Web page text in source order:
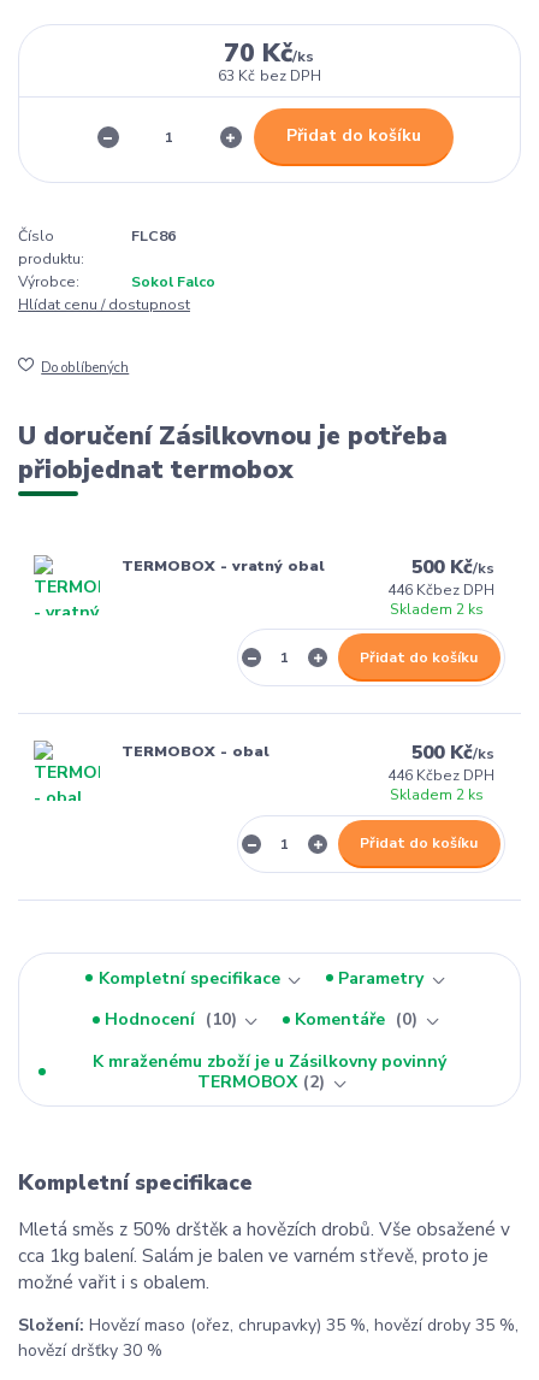
70 Kč/ks
63 Kč bez DPH
Přidat do košíku
Číslo
produktu:
FLC86
Výrobce:
Sokol Falco
Hlídat cenu / dostupnost
Do oblíbených
U doručení Zásilkovnou je potřeba
přiobjednat termobox
TERMOBOX - vratný obal 500 Kč/ks
446 Kčbez DPH
Skladem 2 ks
Přidat do košíku
TERMOBOX - obal 500 Kč/ks
446 Kčbez DPH
Skladem 2 ks
Přidat do košíku
Kompletní specifikace
Parametry
Hodnocení
10 Komentáře
0
K mraženému zboží je u Zásilkovny povinný
TERMOBOX 2
Kompletní specifikace
Mletá směs z 50% drštěk a hovězích drobů. Vše obsažené v
cca 1kg balení. Salám je balen ve varném střevě, proto je
možné vařit i s obalem.
Složení: Hovězí maso (ořez, chrupavky) 35 %, hovězí droby 35 %,
hovězí dršťky 30 %